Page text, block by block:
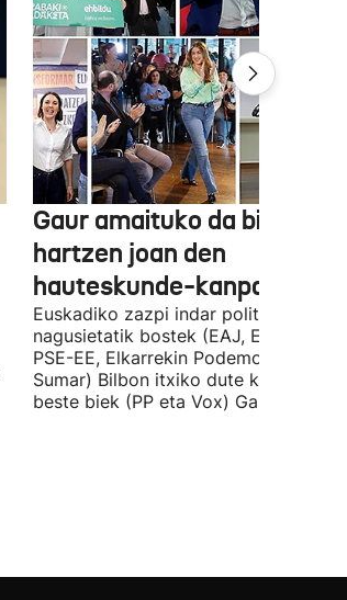
Gaur amaituko da
hartzen joan den
hauteskunde-kanpaina
Euskadiko zazpi indar politiko
nagusietatik bostek (EAJ, EH Bildu,
PSE-EE, Elkarrekin Podemos eta
Sumar) Bilbon itxiko dute kanpaina,
beste biek (PP eta Vox) Gasteizen.